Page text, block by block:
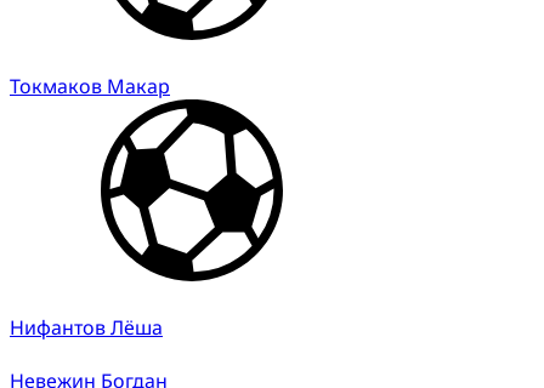
Токмаков Макар
Нифантов Лёша
Невежин Богдан